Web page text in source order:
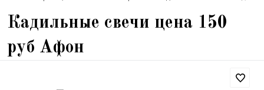
Кадильные свечи цена 150
руб Афон